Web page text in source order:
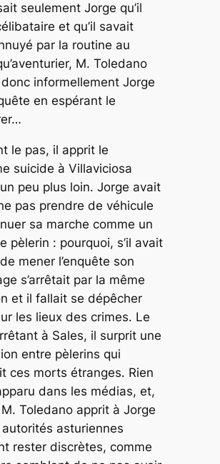
seulement Jorge qu’il
et qu’il savait
par la routine au
M. Toledano
informellement Jorge
en espérant le
le pas, il apprit le
suicide à Villaviciosa
peu plus loin. Jorge avait
pas prendre de véhicule
sa marche comme un
pèlerin : pourquoi, s’il avait
mener l’enquête son
s’arrêtait par la même
et il fallait se dépêcher
les lieux des crimes. Le
à Sales, il surprit une
entre pèlerins qui
ces morts étranges. Rien
dans les médias, et,
Toledano apprit à Jorge
asturiennes
rester discrètes, comme